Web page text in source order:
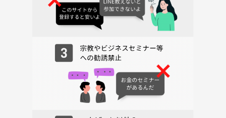
雪はストーリー重視❄️
花はバラエティ豊かな謎🌸
SCRAP謎診断をして3〜4人チームに分かれ
一緒に1つの謎を解きます✏️📃
主催の判断で分かれて貰います！